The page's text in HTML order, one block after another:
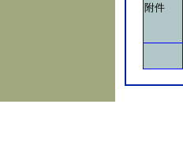
附件